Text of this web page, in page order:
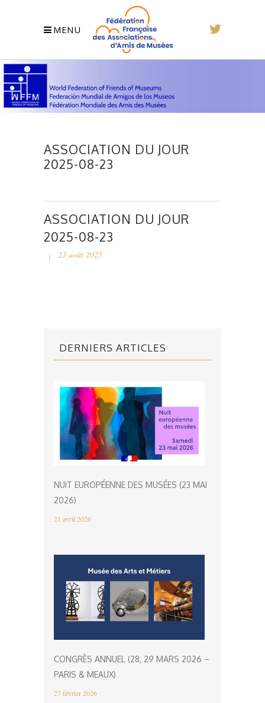
MENU
ASSOCIATION DU JOUR
2025-08-23
ASSOCIATION DU JOUR
2025-08-23
23 août 2025
DERNIERS ARTICLES
NUIT EUROPÉENNE DES MUSÉES (23 MAI
2026)
21 avril 2026
CONGRÈS ANNUEL (28, 29 MARS 2026 –
PARIS & MEAUX)
27 février 2026